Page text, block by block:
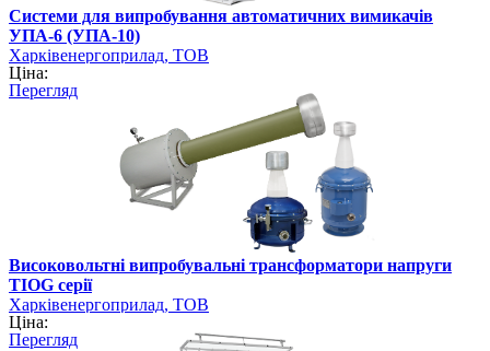
Системи для випробування автоматичних вимикачів
УПА-6 (УПА-10)
Харківенергоприлад, ТОВ
Ціна:
Перегляд
Високовольтні випробувальні трансформатори напруги
TIOG серії
Харківенергоприлад, ТОВ
Ціна:
Перегляд